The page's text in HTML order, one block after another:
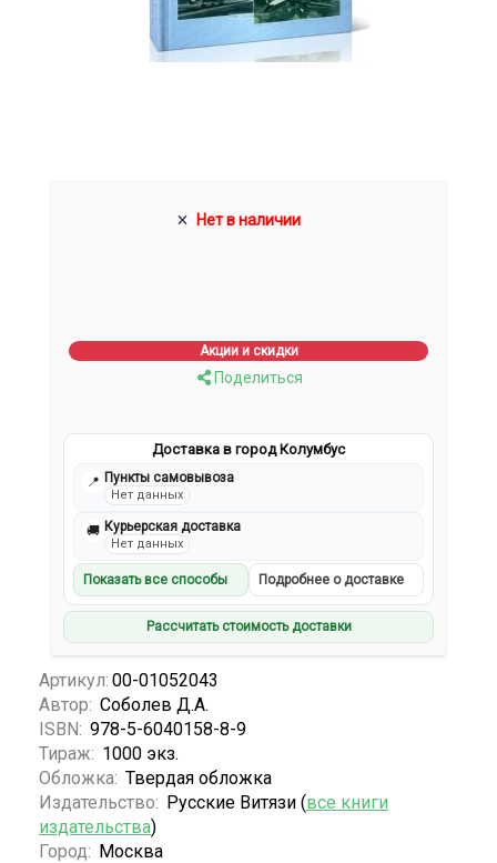
Нет в наличии
Акции и скидки
Поделиться
Доставка в город Колумбус
📍 Пункты самовывоза
Нет данных
🚚 Курьерская доставка
Нет данных
Показать все способы Подробнее о доставке
Рассчитать стоимость доставки
Артикул: 00-01052043
Автор: Соболев Д.А.
ISBN: 978-5-6040158-8-9
Тираж: 1000 экз.
Обложка: Твердая обложка
Издательство: Русские Витязи (все книги
издательства)
Город: Москва